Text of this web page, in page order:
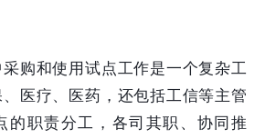
购和使用试点工作是一个复杂工
医疗、医药，还包括工信等主管
的职责分工，各司其职、协同推